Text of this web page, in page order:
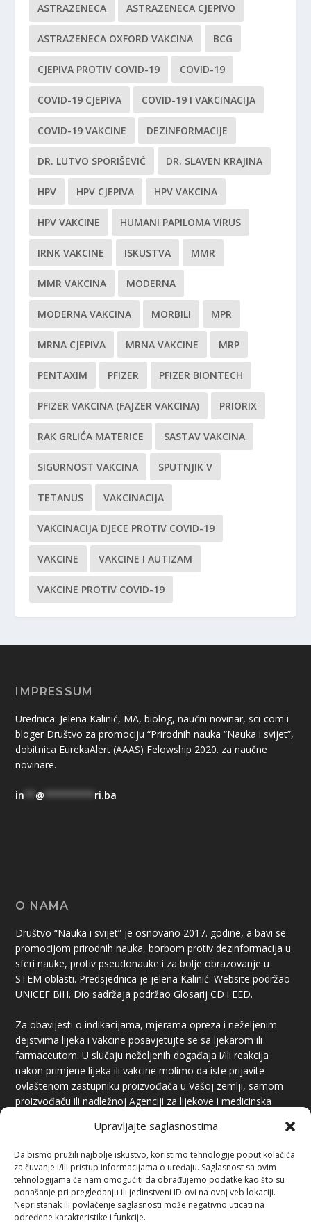
Upravljajte saglasnostima
Da bismo pružili najbolje iskustvo, koristimo tehnologije poput kolačića
za čuvanje i/ili pristup informacijama o uređaju. Saglasnost sa ovim
tehnologijama će nam omogućiti da obrađujemo podatke kao što su
ponašanje pri pregledanju ili jedinstveni ID-ovi na ovoj veb lokaciji.
Nepristanak ili povlačenje saglasnosti može negativno uticati na
određene karakteristike i funkcije.
ASTRAZENECA ASTRAZENECA CJEPIVO
ASTRAZENECA OXFORD VAKCINA BCG
CJEPIVA PROTIV COVID-19 COVID-19
COVID-19 CJEPIVA COVID-19 I VAKCINACIJA
COVID-19 VAKCINE DEZINFORMACIJE
DR. LUTVO SPORIŠEVIĆ DR. SLAVEN KRAJINA
HPV HPV CJEPIVA HPV VAKCINA
HPV VAKCINE HUMANI PAPILOMA VIRUS
IRNK VAKCINE ISKUSTVA MMR
MMR VAKCINA MODERNA
MODERNA VAKCINA MORBILI MPR
MRNA CJEPIVA MRNA VAKCINE MRP
PENTAXIM PFIZER PFIZER BIONTECH
PFIZER VAKCINA (FAJZER VAKCINA) PRIORIX
RAK GRLIĆA MATERICE SASTAV VAKCINA
SIGURNOST VAKCINA SPUTNJIK V
TETANUS VAKCINACIJA
VAKCINACIJA DJECE PROTIV COVID-19
VAKCINE VAKCINE I AUTIZAM
VAKCINE PROTIV COVID-19
IMPRESSUM
Urednica: Jelena Kalinić, MA, biolog, naučni novinar, sci-com i
bloger Društvo za promociju “Prirodnih nauka “Nauka i svijet”,
dobitnica EurekaAlert (AAAS) Felowship 2020. za naučne
novinare.
in ** @ ********* ri.ba
O NAMA
Društvo “Nauka i svijet” je osnovano 2017. godine, a bavi se
promocijom prirodnih nauka, borbom protiv dezinformacija u
sferi nauke, protiv pseudonauke i za bolje obrazovanje u
STEM oblasti. Predsjednica je jelena Kalinić. Website podržao
UNICEF BiH. Dio sadržaja podržao Glosarij CD i EED.
Za obavijesti o indikacijama, mjerama opreza i neželjenim
dejstvima lijeka i vakcine posavjetujte se sa ljekarom ili
farmaceutom. U slučaju neželjenih događaja i/ili reakcija
nakon primjene lijeka ili vakcine molimo da iste prijavite
ovlaštenom zastupniku proizvođača u Vašoj zemlji, samom
proizvođaču ili nadležnoj Agenciji za lijekove i medicinska